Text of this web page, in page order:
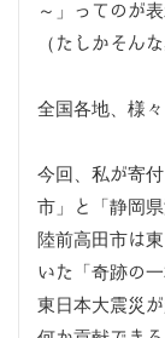
～」ってのが
（たしかそん
全国各地、様
今回、私が寄
市」と「静岡県
陸前高田市は
いた「奇跡の
東日本大震災